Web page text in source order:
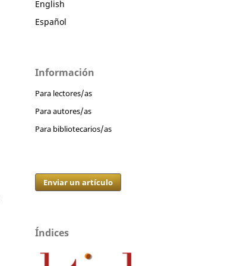
English
Español
Información
Para lectores/as
Para autores/as
Para bibliotecarios/as
Enviar un artículo
Índices